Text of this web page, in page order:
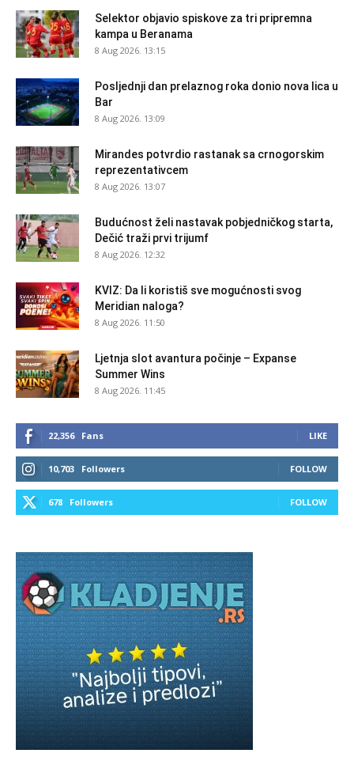
Selektor objavio spiskove za tri pripremna
kampa u Beranama
8 Aug 2026. 13:15
Posljednji dan prelaznog roka donio nova lica u
Bar
8 Aug 2026. 13:09
Mirandes potvrdio rastanak sa crnogorskim
reprezentativcem
8 Aug 2026. 13:07
Budućnost želi nastavak pobjedničkog starta,
Dečić traži prvi trijumf
8 Aug 2026. 12:32
KVIZ: Da li koristiš sve mogućnosti svog
Meridian naloga?
8 Aug 2026. 11:50
Ljetnja slot avantura počinje – Expanse
Summer Wins
8 Aug 2026. 11:45
22,356 Fans LIKE
10,703 Followers FOLLOW
678 Followers FOLLOW